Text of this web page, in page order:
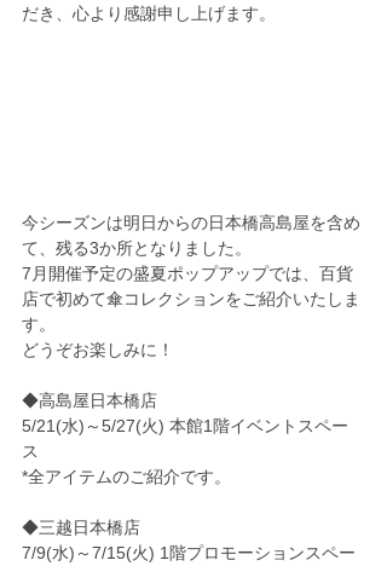
だき、心より感謝申し上げます。
今シーズンは明日からの日本橋高島屋を含め
て、残る3か所となりました。
7月開催予定の盛夏ポップアップでは、百貨
店で初めて傘コレクションをご紹介いたしま
す。
どうぞお楽しみに！
◆高島屋日本橋店
5/21(水)～5/27(火) 本館1階イベントスペー
ス
*全アイテムのご紹介です。
◆三越日本橋店
7/9(水)～7/15(火) 1階プロモーションスペー